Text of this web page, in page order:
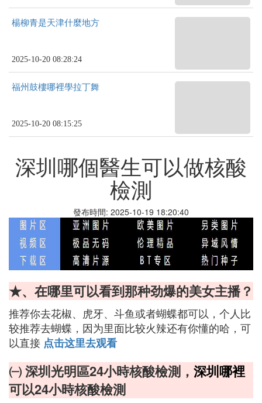
楊柳青是天津什麼地方
2025-10-20 08:28:24
福州鼓樓哪裡學拉丁舞
2025-10-20 08:15:25
深圳哪個醫生可以做核酸
檢測
發布時間: 2025-10-19 18:20:40
★、在哪里可以看到那种劲爆的美女主播？
推荐你去花椒、虎牙、斗鱼或者蝴蝶都可以，个人比
较推荐去蝴蝶，因为里面比较火辣还有你懂的哈，可
以直接 点击这里去观看
㈠ 深圳光明區24小時核酸檢測， 深圳哪裡
可以24小時核酸檢測